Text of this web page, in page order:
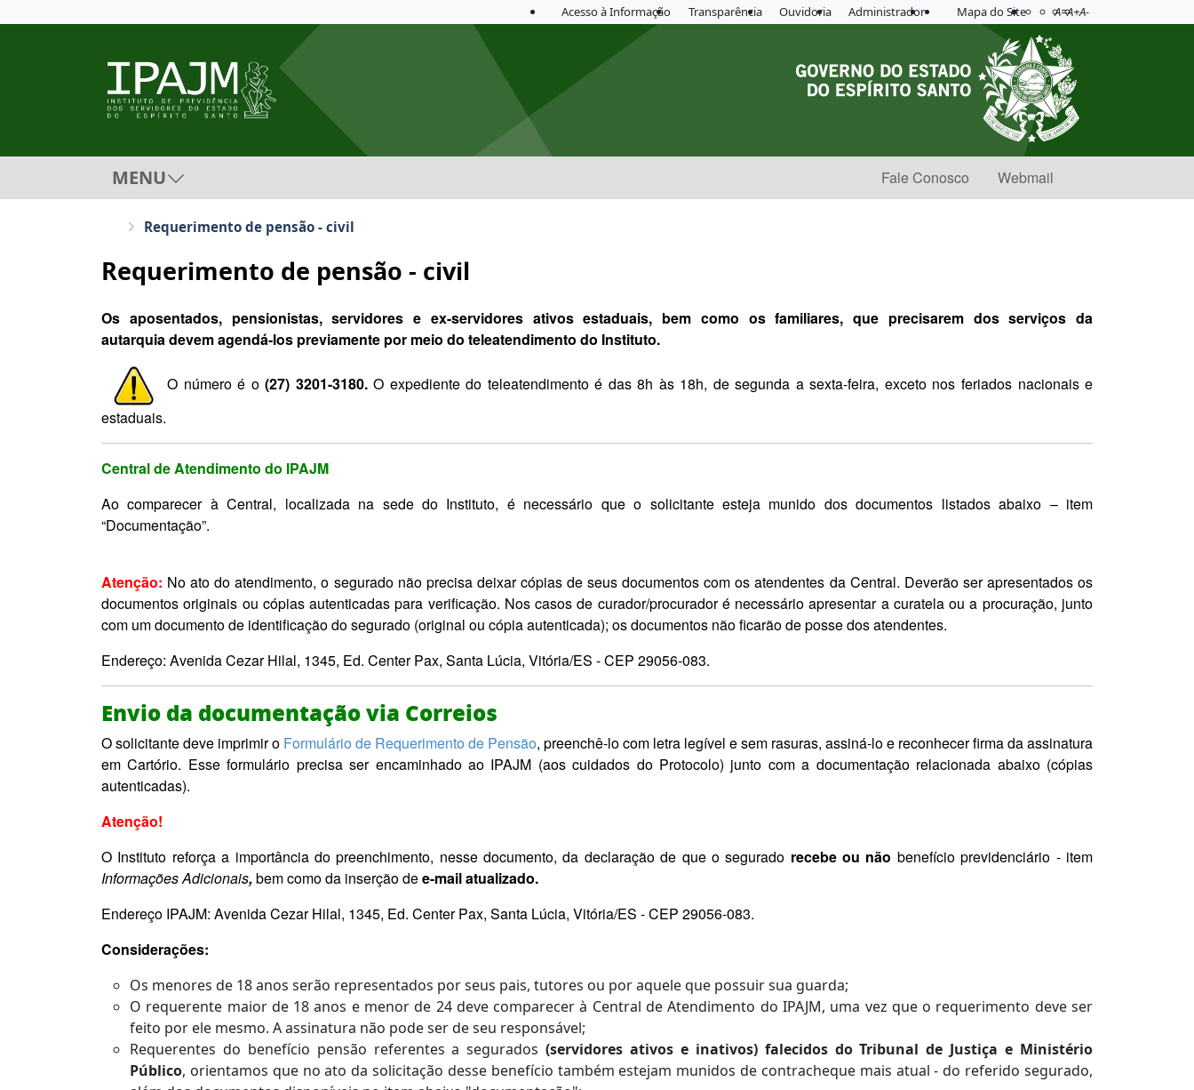
Acesso à Informação Transparência Ouvidoria Administrador Mapa do Site Acessibilidade
Aplicar contraste
A=A+A-
MENU Fale Conosco Webmail
Requerimento de pensão - civil
Requerimento de pensão - civil
Os aposentados, pensionistas, servidores e ex-servidores ativos estaduais, bem como os familiares, que precisarem dos serviços da
autarquiadevem agendá-los previamente por meio do teleatendimento do Instituto.
O número é o(27) 3201-3180. O expediente do teleatendimento é das 8h às 18h, de segunda a sexta-feira, exceto nos feriados nacionais e
estaduais.
Central de Atendimento do IPAJM
Ao comparecer à Central, localizada na sede do Instituto, é necessário que o solicitante esteja munido dos documentos listados abaixo – item
“Documentação”.
Atenção: No ato do atendimento, o segurado não precisa deixar cópias de seus documentos com os atendentes da Central. Deverão ser apresentados os
documentos originais ou cópias autenticadas para verificação. Nos casos de curador/procurador é necessário apresentar a curatela ou a procuração, junto
com um documento de identificação do segurado (original ou cópia autenticada); os documentos não ficarão de posse dos atendentes.
Endereço: Avenida Cezar Hilal, 1345, Ed. Center Pax, Santa Lúcia, Vitória/ES - CEP 29056-083.
Envio da documentação via Correios
O solicitante deve imprimir o Formulário de Requerimento de Pensão, preenchê-lo com letra legível e sem rasuras, assiná-lo e reconhecer firma da assinatura
em Cartório. Esse formulário precisa ser encaminhado ao IPAJM (aos cuidados do Protocolo) junto com a documentação relacionada abaixo (cópias
autenticadas).
Atenção!
O Instituto reforça a importância do preenchimento, nesse documento, da declaração de que o segurado recebe ou não benefício previdenciário - item
Informações Adicionais,bemcomo da inserção dee-mail atualizado.
Endereço IPAJM: Avenida Cezar Hilal, 1345, Ed. Center Pax, Santa Lúcia, Vitória/ES - CEP 29056-083.
Considerações:
Os menores de 18 anos serão representados por seus pais, tutores ou por aquele que possuir sua guarda;
O requerente maior de 18 anos e menor de 24 deve comparecer à Central de Atendimento do IPAJM, uma vez que o requerimento deve ser
feito por ele mesmo. A assinatura não pode ser de seu responsável;
Requerentes do benefício pensão referentes a segurados(servidores ativos e inativos) falecidos do Tribunal de Justiça e Ministério
Público, orientamos que no ato da solicitação desse benefício também estejam munidos de contracheque mais atual - do referido segurado,